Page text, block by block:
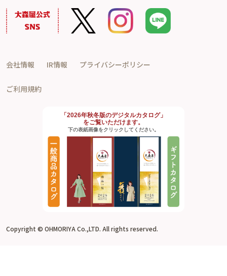
会社情報 IR情報 プライバシーポリシー
ご利用規約
「2026年秋冬版のデジタルカタログ」
をご覧いただけます。
下の表紙画像をクリックしてください。
Copyright © OHMORIYA Co.,LTD. All rights reserved.